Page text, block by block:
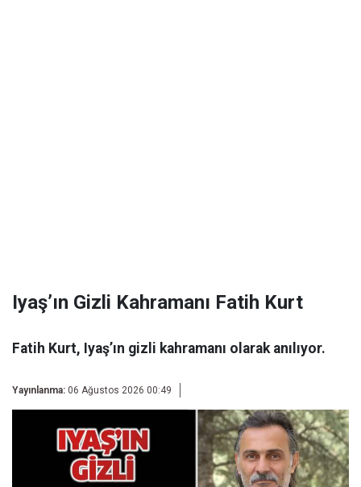
Iyaş’ın Gizli Kahramanı Fatih Kurt
Fatih Kurt, Iyaş’ın gizli kahramanı olarak anılıyor.
Yayınlanma: 06 Ağustos 2026 00:49